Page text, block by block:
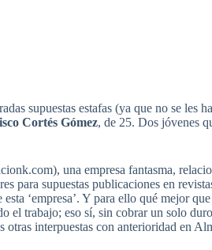
supuestas estafas (ya que no se les
Cortés Gómez, de 25. Dos jóvenes
una empresa fantasma,
para supuestas publicaciones en
‘empresa’. Y para ello qué mejor
el trabajo; eso sí, sin cobrar un solo
otras interpuestas con anterioridad en